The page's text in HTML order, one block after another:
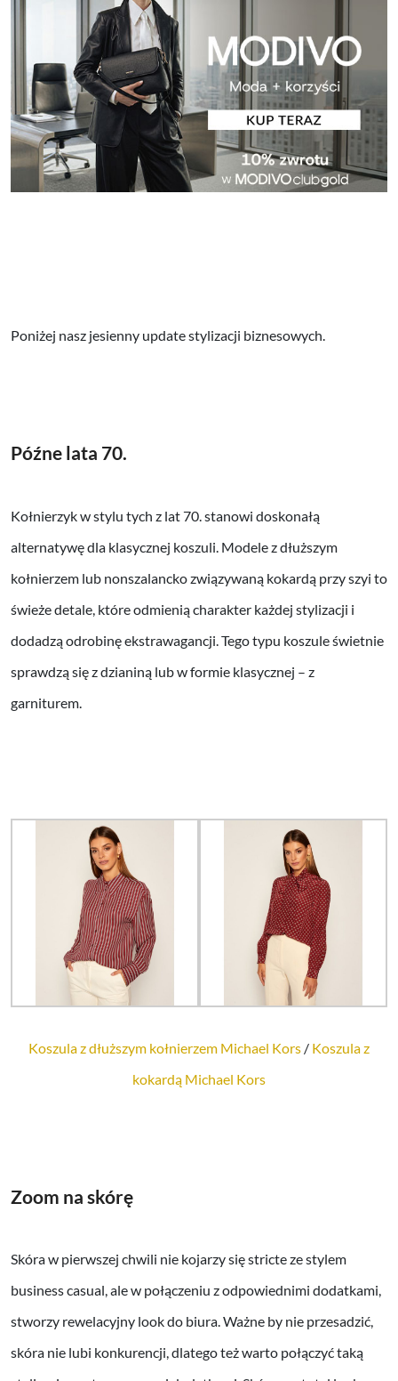
Poniżej nasz jesienny update stylizacji biznesowych.
Późne lata 70.
Kołnierzyk w stylu tych z lat 70. stanowi doskonałą
alternatywę dla klasycznej koszuli. Modele z dłuższym
kołnierzem lub nonszalancko związywaną kokardą przy szyi to
świeże detale, które odmienią charakter każdej stylizacji i
dodadzą odrobinę ekstrawagancji. Tego typu koszule świetnie
sprawdzą się z dzianiną lub w formie klasycznej – z
garniturem.
Koszula z dłuższym kołnierzem Michael Kors / Koszula z
kokardą Michael Kors
Zoom na skórę
Skóra w pierwszej chwili nie kojarzy się stricte ze stylem
business casual, ale w połączeniu z odpowiednimi dodatkami,
stworzy rewelacyjny look do biura. Ważne by nie przesadzić,
skóra nie lubi konkurencji, dlatego też warto połączyć taką